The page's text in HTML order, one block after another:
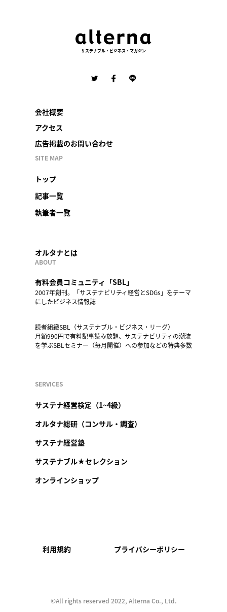
サステナブル・ビジネス・マガジン
会社概要
アクセス
広告掲載のお問い合わせ
SITE MAP
トップ
記事一覧
執筆者一覧
オルタナとは
ABOUT
有料会員コミュニティ「SBL」
2007年創刊。「サステナビリティ経営とSDGs」をテーマ
にしたビジネス情報誌
読者組織SBL（サステナブル・ビジネス・リーグ）
月額990円で有料記事読み放題、サステナビリティの潮流
を学ぶSBLセミナー（毎月開催）への参加などの特典多数
SERVICES
サステナ経営検定（1~4級）
オルタナ総研（コンサル・調査）
サステナ経営塾
サステナブル★セレクション
オンラインショップ
利用規約 プライバシーポリシー
©︎All rights reserved 2022, Alterna Co., Ltd.